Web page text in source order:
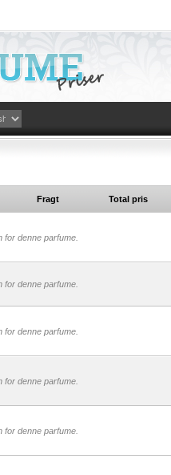
Fragt Total pris
for denne parfume.
for denne parfume.
for denne parfume.
for denne parfume.
for denne parfume.